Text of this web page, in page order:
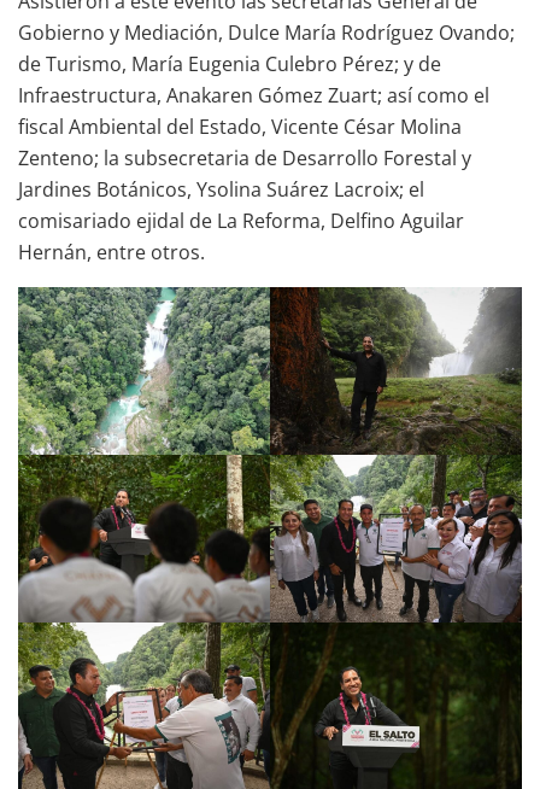
Gobierno y Mediación, Dulce María Rodríguez Ovando;
de Turismo, María Eugenia Culebro Pérez; y de
Infraestructura, Anakaren Gómez Zuart; así como el
fiscal Ambiental del Estado, Vicente César Molina
Zenteno; la subsecretaria de Desarrollo Forestal y
Jardines Botánicos, Ysolina Suárez Lacroix; el
comisariado ejidal de La Reforma, Delfino Aguilar
Hernán, entre otros.